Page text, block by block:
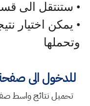
• ستنتقل الى
• يمكن اختيار
وتحملها
للدخول الى